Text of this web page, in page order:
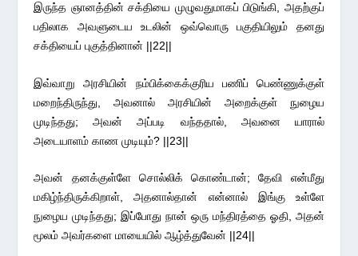
இருந்த ஞானத்தின் சக்தியை முழுவதுமாகப் பிடுங்கி, அதற்குப்
பதிலாக அவளுடைய உடலின் ஒவ்வொரு பகுதியிலும் தனது
சக்தியைப் புகுத்தினான் ||22||
இவ்வாறு அரசியின் நம்பிக்கைக்குரிய பணிப் பெண்ணுக்குள்
மறைந்திருந்து, அவனால் அரசியின் அறைக்குள் நுழைய
முடிந்தது; அவன் அப்படி வந்ததால், அவனை யாரால்
அடையாளம் காண முடியும்? ||23||
அவன் தனக்குள்ளே சொல்லிக் கொண்டான்; தேவி என்மீது
மகிழ்ந்திருக்கிறாள், அதனால்தான் என்னால் இங்கு உள்ளே
நுழைய முடிந்தது; இப்போது நான் ஒரு மந்திரத்தை ஓதி, அதன்
மூலம் அவர்களை மாயையில் ஆழ்த்துவேன் ||24||